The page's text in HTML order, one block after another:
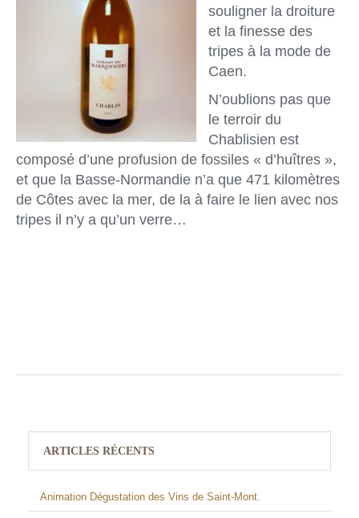
souligner la droiture
et la finesse des
tripes à la mode de
Caen.
N’oublions pas que
le terroir du
Chablisien est
composé d’une profusion de fossiles « d’huîtres »,
et que la Basse-Normandie n’a que 471 kilomètres
de Côtes avec la mer, de la à faire le lien avec nos
tripes il n’y a qu’un verre…
ARTICLES RÉCENTS
Animation Dégustation des Vins de Saint-Mont.